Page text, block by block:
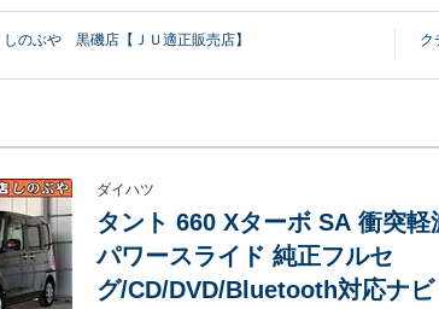
しのぶや 黒磯店【ＪＵ適正販売店】 ク
ダイハツ
タント 660 Xターボ SA 衝突軽
パワースライド 純正フルセ
グ/CD/DVD/Bluetooth対応ナ